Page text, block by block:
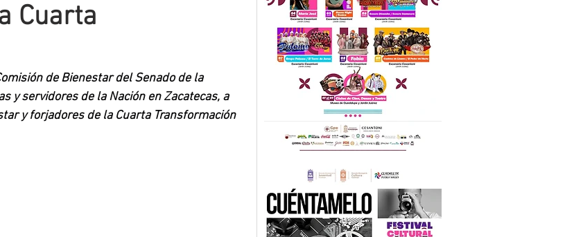
Cuarta
de Bienestar del Senado de la
y servidores de la Nación en Zacatecas, a
y forjadores de la Cuarta Transformación